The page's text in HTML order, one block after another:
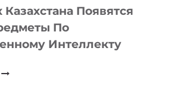
Появятся
По
Интеллекту